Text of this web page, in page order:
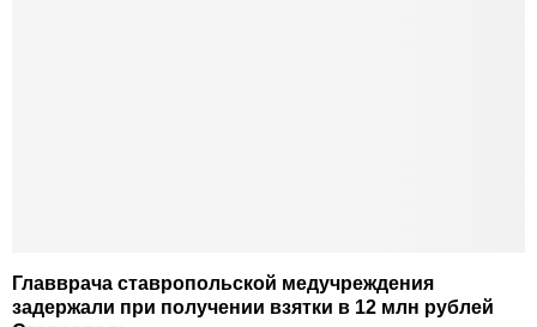
Главврача ставропольской медучреждения
задержали при получении взятки в 12 млн рублей